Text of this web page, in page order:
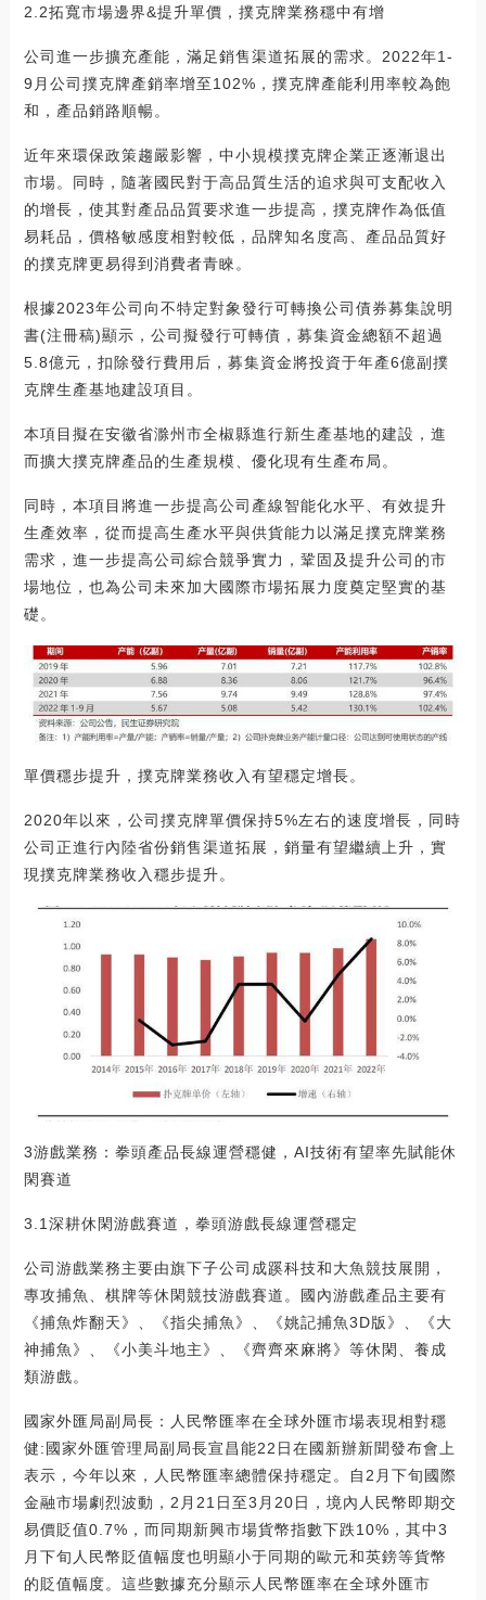
2.2拓寬市場邊界&提升單價，撲克牌業務穩中有增
公司進一步擴充產能，滿足銷售渠道拓展的需求。2022年1-
9月公司撲克牌產銷率增至102%，撲克牌產能利用率較為飽
和，產品銷路順暢。
近年來環保政策趨嚴影響，中小規模撲克牌企業正逐漸退出
市場。同時，隨著國民對于高品質生活的追求與可支配收入
的增長，使其對產品品質要求進一步提高，撲克牌作為低值
易耗品，價格敏感度相對較低，品牌知名度高、產品品質好
的撲克牌更易得到消費者青睞。
根據2023年公司向不特定對象發行可轉換公司債券募集說明
書(注冊稿)顯示，公司擬發行可轉債，募集資金總額不超過
5.8億元，扣除發行費用后，募集資金將投資于年產6億副撲
克牌生產基地建設項目。
本項目擬在安徽省滁州市全椒縣進行新生產基地的建設，進
而擴大撲克牌產品的生產規模、優化現有生產布局。
同時，本項目將進一步提高公司產線智能化水平、有效提升
生產效率，從而提高生產水平與供貨能力以滿足撲克牌業務
需求，進一步提高公司綜合競爭實力，鞏固及提升公司的市
場地位，也為公司未來加大國際市場拓展力度奠定堅實的基
礎。
單價穩步提升，撲克牌業務收入有望穩定增長。
2020年以來，公司撲克牌單價保持5%左右的速度增長，同時
公司正進行內陸省份銷售渠道拓展，銷量有望繼續上升，實
現撲克牌業務收入穩步提升。
3游戲業務：拳頭產品長線運營穩健，AI技術有望率先賦能休
閑賽道
3.1深耕休閑游戲賽道，拳頭游戲長線運營穩定
公司游戲業務主要由旗下子公司成蹊科技和大魚競技展開，
專攻捕魚、棋牌等休閑競技游戲賽道。國內游戲產品主要有
《捕魚炸翻天》、《指尖捕魚》、《姚記捕魚3D版》、《大
神捕魚》、《小美斗地主》、《齊齊來麻將》等休閑、養成
類游戲。
國家外匯局副局長：人民幣匯率在全球外匯市場表現相對穩
健:國家外匯管理局副局長宣昌能22日在國新辦新聞發布會上
表示，今年以來，人民幣匯率總體保持穩定。自2月下旬國際
金融市場劇烈波動，2月21日至3月20日，境內人民幣即期交
易價貶值0.7%，而同期新興市場貨幣指數下跌10%，其中3
月下旬人民幣貶值幅度也明顯小于同期的歐元和英鎊等貨幣
的貶值幅度。這些數據充分顯示人民幣匯率在全球外匯市